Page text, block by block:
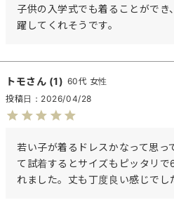
子供の入学式でも着ることがで
トモ 1 60代 女性
投稿日
2026/04/28
若い子が着るドレスかなって思っ
て試着するとサイズもピッタリ
れました。丈も丁度良い感じでし